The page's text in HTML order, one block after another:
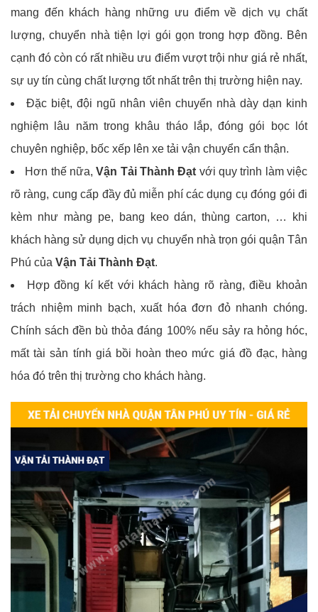
mang đến khách hàng những ưu điểm về dịch vụ chất
lượng, chuyển nhà tiện lợi gói gọn trong hợp đồng. Bên
cạnh đó còn có rất nhiều ưu điểm vượt trội như giá rẻ nhất,
sự uy tín cùng chất lượng tốt nhất trên thị trường hiện nay.
Đặc biệt, đội ngũ nhân viên chuyển nhà dày dạn kinh
nghiệm lâu năm trong khâu tháo lắp, đóng gói bọc lót
chuyên nghiệp, bốc xếp lên xe tải vận chuyển cẩn thận.
Hơn thế nữa,Vận Tải Thành Đạt với quy trình làm việc
rõ ràng, cung cấp đầy đủ miễn phí các dụng cụ đóng gói đi
kèm như màng pe, bang keo dán, thùng carton, … khi
khách hàng sử dụng dịch vụ chuyển nhà trọn gói quận Tân
Phú của Vận Tải Thành Đạt.
Hợp đồng kí kết với khách hàng rõ ràng, điều khoản
trách nhiệm minh bạch, xuất hóa đơn đỏ nhanh chóng.
Chính sách đền bù thỏa đáng 100% nếu sảy ra hỏng hóc,
mất tài sản tính giá bồi hoàn theo mức giá đồ đạc, hàng
hóa đó trên thị trường cho khách hàng.